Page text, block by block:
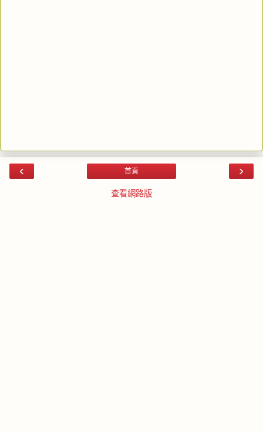
‹ ›
首頁
查看網路版